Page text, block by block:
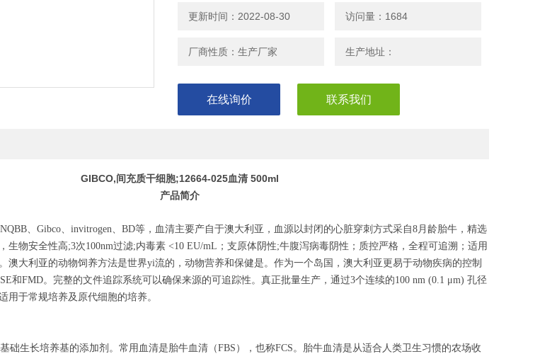
更新时间：2022-08-30 访问量：1684
厂商性质：生产厂家 生产地址：
在线询价 联系我们
GIBCO,间充质干细胞;12664-025血清 500ml
产品简介
、Gibco、invitrogen、BD等，血清主要产自于澳大利亚，血源以封闭的心脏穿刺方式采自8月龄胎牛，精选
生物安全性高;3次100nm过滤;内毒素 <10 EU/mL；支原体阴性;牛腹泻病毒阴性；质控严格，全程可追溯；适用
澳大利亚的动物饲养方法是世界yi流的，动物营养和保健是。作为一个岛国，澳大利亚更易于动物疾病的控制
和FMD。完整的文件追踪系统可以确保来源的可追踪性。真正批量生产，通过3个连续的100 nm (0.1 μm) 孔径
用于常规培养及原代细胞的培养。
生长培养基的添加剂。常用血清是胎牛血清（FBS），也称FCS。胎牛血清是从适合人类卫生习惯的农场收